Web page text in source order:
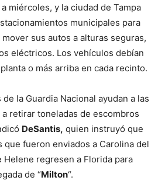
miércoles, y la ciudad de Tampa
municipales para
sus autos a alturas seguras,
eléctricos. Los vehículos debían
o más arriba en cada recinto.
la Guardia Nacional ayudan a las
retirar toneladas de escombros
DeSantis, quien instruyó que
que fueron enviados a Carolina del
Helene regresen a Florida para
de “Milton“.